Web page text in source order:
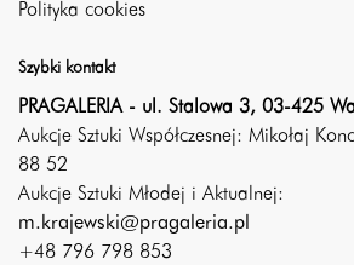
Polityka cookies
Szybki kontakt
PRAGALERIA - ul. Stalowa 3, 03-425
Aukcje Sztuki Współczesnej: Mikołaj
88 52
Aukcje Sztuki Młodej i Aktualnej:
m.krajewski@pragaleria.pl
+48 796 798 853